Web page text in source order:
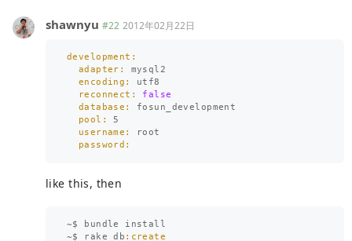
shawnyu #22 2012年02月22日
development:
  adapter:
mysql2
encoding: utf8
reconnect: false
database: fosun_development
pool: 5
username:
root
like this, then
~$ bundle
install
~$ rake db :create